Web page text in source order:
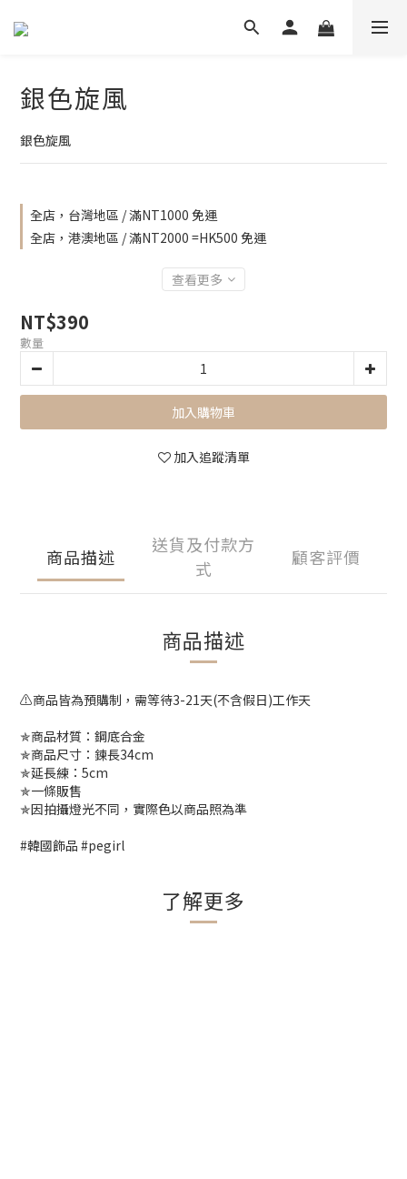
銀色旋風
銀色旋風
全店，台灣地區 / 滿NT1000 免運
全店，港澳地區 / 滿NT2000 =HK500 免運
查看更多
NT$390
數量
加入購物車
加入追蹤清單
商品描述
送貨及付款方
式
顧客評價
商品描述
⚠️商品皆為預購制，需等待3-21天(不含假日)工作天
✯商品材質：鋼底合金
✯商品尺寸：鍊長34cm
✯延長練：5cm
✯一條販售
✯因拍攝燈光不同，實際色以商品照為準
#韓國飾品 #pegirl
了解更多